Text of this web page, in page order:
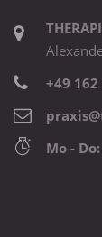
+49
Mo -